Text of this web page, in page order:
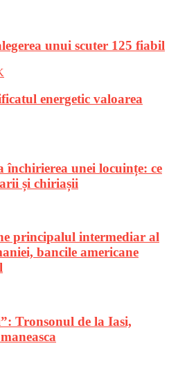
unui scuter 125 fiabil
energetic valoarea
închirierea unei locuințe: ce
și chiriașii
principalul intermediar al
bancile americane
Tronsonul de la Iasi,